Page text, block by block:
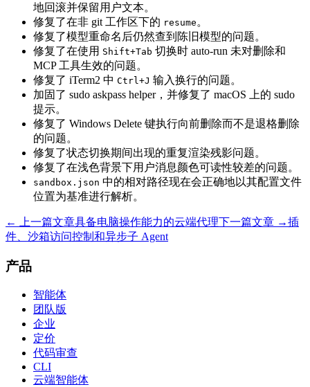
地回滚并保留用户文本。
修复了在非 git 工作区下的 resume 。
修复了模型重命名后仍然查到陈旧模型的问题。
修复了在使用 Shift+Tab 切换时 auto-run 未对删除和
MCP 工具生效的问题。
修复了 iTerm2 中 Ctrl+J 输入换行的问题。
加固了 sudo askpass helper，并修复了 macOS 上的 sudo
提示。
修复了 Windows Delete 键执行向前删除而不是退格删除
的问题。
修复了状态切换期间出现的重复渲染残影问题。
修复了在浅色背景下用户消息颜色可读性较差的问题。
sandbox.json 中的相对路径现在会正确地以其配置文件
位置为基准进行解析。
← 上一篇文章具备电脑操作能力的云端代理下一篇文章 →插
件、沙箱访问控制和异步子 Agent
产品
智能体
团队版
企业
定价
代码审查
CLI
云端智能体